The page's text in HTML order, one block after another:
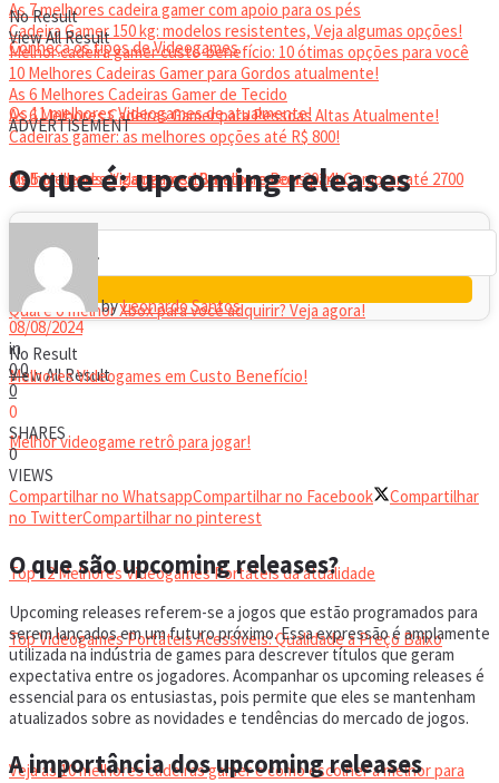
As 7 melhores cadeira gamer com apoio para os pés
Cadeira Gamer 150 kg: modelos resistentes, Veja algumas opções!
Melhor cadeira gamer custo-benefício: 10 ótimas opções para você
10 Melhores Cadeiras Gamer para Gordos atualmente!
As 6 Melhores Cadeiras Gamer de Tecido
As 6 Melhores Cadeiras Gamer para Pessoas Altas Atualmente!
Cadeiras gamer: as melhores opções até R$ 800!
Melhor headset gamer: os 10 melhores em 2024!
No Result
View All Result
Conheça os tipos de Videogames
Os 11 melhores Videogames de atualmente!
Os 5 Melhores Videogames Baratos e Bons para Comprar até 2700
Reais
Qual é o melhor Xbox para você adquirir? Veja agora!
Melhores Videogames em Custo Benefício!
Melhor videogame retrô para jogar!
VIDEOGAMES PORTÁTEIS
Top 12 Melhores Videogames Portáteis da atualidade
Top Videogames Portáteis Acessíveis: Qualidade a Preço Baixo
CADEIRA GAMER
Veja as 10 melhores cadeiras gamer e como escolher a melhor para
No Result
View All Result
ADVERTISEMENT
O que é: upcoming releases
byLeonardo Santos
08/08/2024
in
00
0
0
SHARES
0
VIEWS
Compartilhar no WhatsappCompartilhar no Facebook
Compartilhar
no TwitterCompartilhar no pinterest
O que são upcoming releases?
Upcoming releases referem-se a jogos que estão programados para
serem lançados em um futuro próximo. Essa expressão é amplamente
utilizada na indústria de games para descrever títulos que geram
expectativa entre os jogadores. Acompanhar os upcoming releases é
essencial para os entusiastas, pois permite que eles se mantenham
atualizados sobre as novidades e tendências do mercado de jogos.
A importância dos upcoming releases